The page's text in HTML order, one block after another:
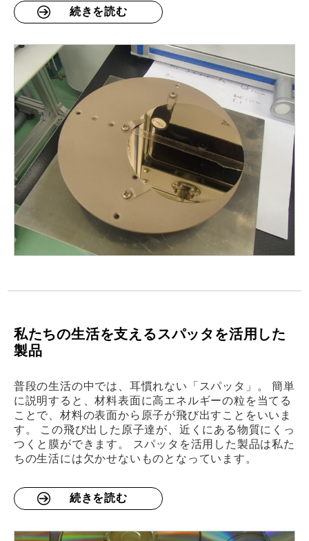
続きを読む
私たちの生活を支えるスパッタを活用した
製品
普段の生活の中では、耳慣れない「スパッタ」。 簡単
に説明すると、材料表面に高エネルギーの粒を当てる
ことで、材料の表面から原子が飛び出すことをいいま
す。 この飛び出した原子達が、近くにある物質にくっ
つくと膜ができます。 スパッタを活用した製品は私た
ちの生活には欠かせないものとなっています。
続きを読む